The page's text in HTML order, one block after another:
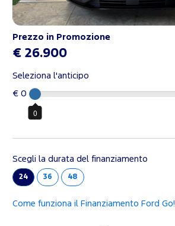
Prezzo in Promozione
€ 26.900
Seleziona l'anticipo
€ 0
0
Scegli la durata del finanziamento
24 36 48
Come funziona il Finanziamento Ford Go!